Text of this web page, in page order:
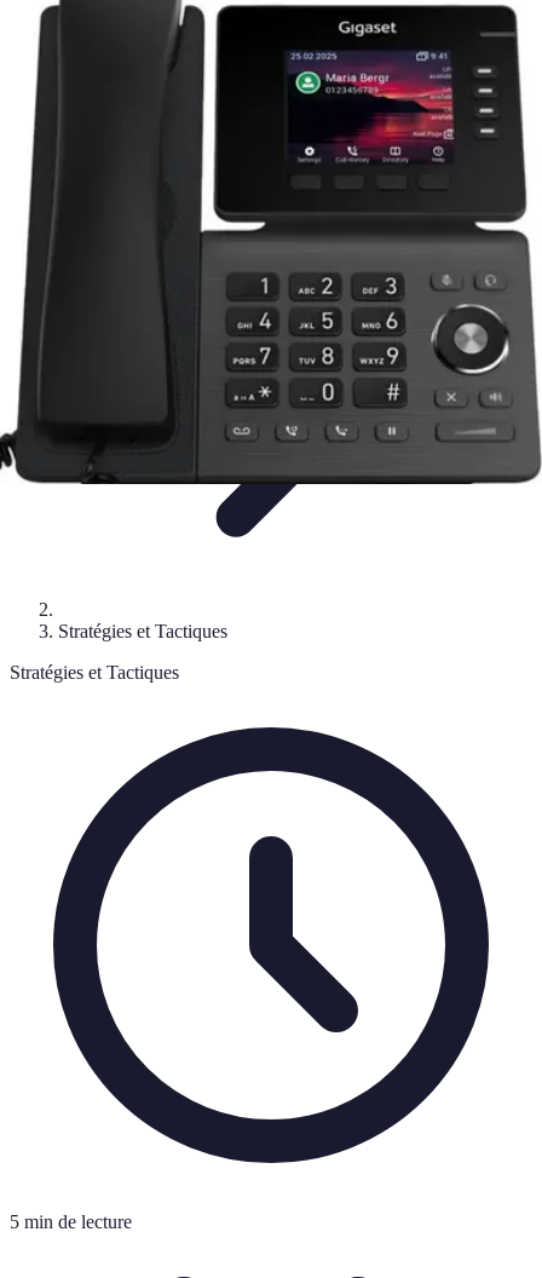
Règles Jeux Dames
Règles et Bases
Règles de Base Stratégies et Astuces
Stratégies et
Techniques
Règles Jeux Dames
Stratégies et Tactiques
Stratégies et Tactiques
5 min de lecture